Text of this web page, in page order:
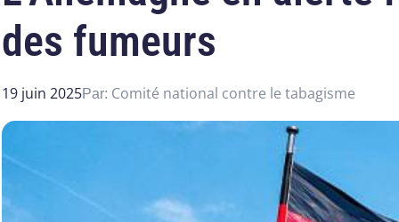
des fumeurs
19 juin 2025Par: Comité national contre le tabagisme